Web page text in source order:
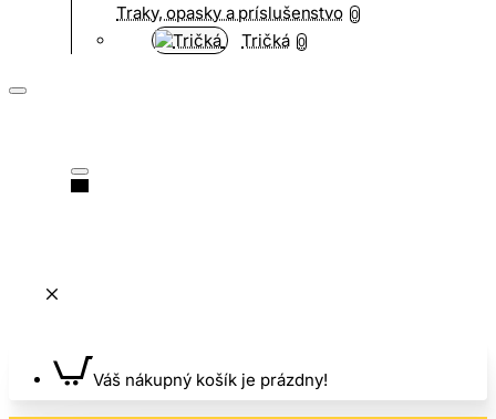
Traky, opasky a príslušenstvo 0
Tričká 0
Váš nákupný košík je prázdny!